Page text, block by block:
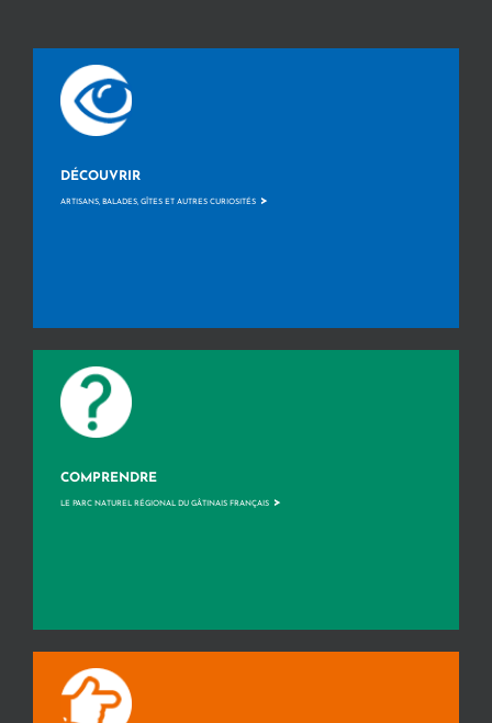
DÉCOUVRIR
ARTISANS, BALADES, GÎTES ET AUTRES CURIOSITÉS >
COMPRENDRE
LE PARC NATUREL RÉGIONAL DU GÂTINAIS FRANÇAIS >